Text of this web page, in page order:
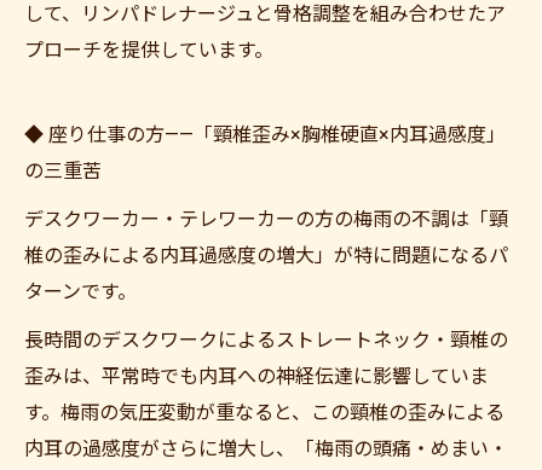
して、リンパドレナージュと骨格調整を組み合わせたア
プローチを提供しています。
◆ 座り仕事の方——「頸椎歪み×胸椎硬直×内耳過感度」
の三重苦
デスクワーカー・テレワーカーの方の梅雨の不調は「頸
椎の歪みによる内耳過感度の増大」が特に問題になるパ
ターンです。
長時間のデスクワークによるストレートネック・頸椎の
歪みは、平常時でも内耳への神経伝達に影響していま
す。梅雨の気圧変動が重なると、この頸椎の歪みによる
内耳の過感度がさらに増大し、「梅雨の頭痛・めまい・